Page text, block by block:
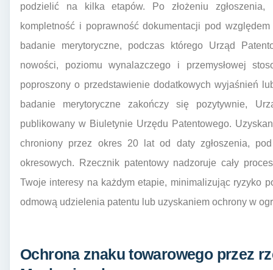
podzielić na kilka etapów. Po złożeniu zgłoszenia,
kompletność i poprawność dokumentacji pod
badanie merytoryczne, podczas którego Urząd
nowości, poziomu wynalazczego i przemysłowej
poproszony o przedstawienie dodatkowych wyjaśnień
badanie merytoryczne zakończy się pozytywnie,
publikowany w Biuletynie Urzędu Patentowego.
chroniony przez okres 20 lat od daty zgłoszenia,
okresowych. Rzecznik patentowy nadzoruje cały
Twoje interesy na każdym etapie, minimalizując ryzyko
odmową udzielenia patentu lub uzyskaniem ochrony w
Ochrona znaku towarowego przez